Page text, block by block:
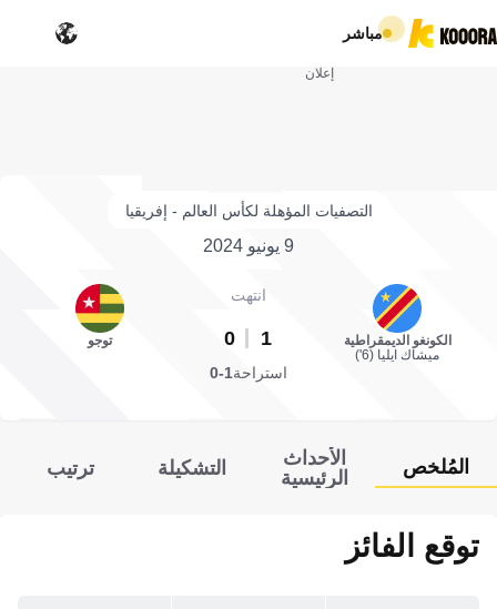
مباشر
إعلان
التصفيات المؤهلة لكأس العالم - إفريقيا
9 يونيو 2024
الكونغو الديمقراطية
ميشاك ايليا (6')
انتهت
1
0 توجو
استراحة1-0
المُلخص
الأحداث
الرئيسية
التشكيلة ترتيب
توقع الفائز